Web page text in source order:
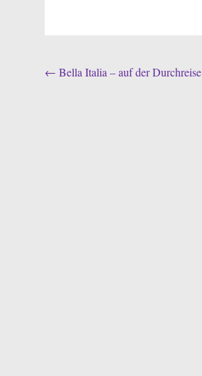
Post
← Bella Italia – auf der Durchreise